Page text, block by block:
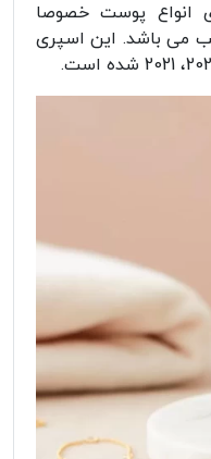
انواع پوست خصوصا
می باشد. این اسپری